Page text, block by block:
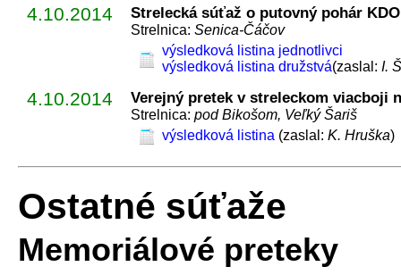
4.10.2014 Strelecká súťaž o putovný pohár KDO
Strelnica: Senica-Čáčov
výsledková listina jednotlivci
výsledková listina družstvá(zaslal: I.
4.10.2014 Verejný pretek v streleckom viacboji
Strelnica: pod Bikošom, Veľký Šariš
výsledková listina (zaslal: K. Hruška)
Ostatné súťaže
Memoriálové preteky